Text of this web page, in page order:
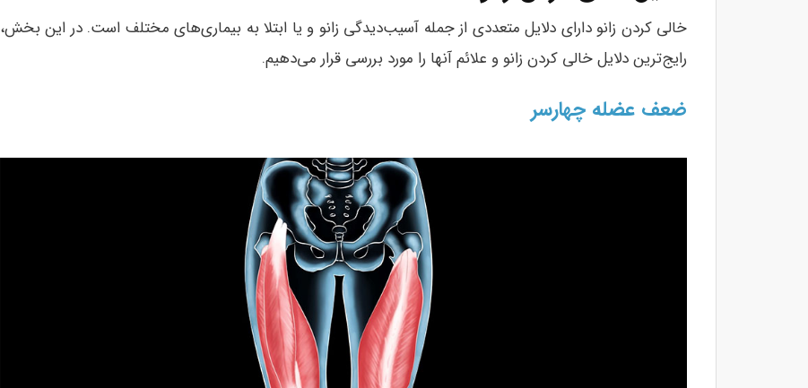
خالی کردن زانو دارای دلایل متعددی از جمله آسیب‌دیدگی زانو و یا ابتلا به بیماری‌های مختلف است. در این بخش،
رایج‌ترین دلایل خالی کردن زانو و علائم آنها را مورد بررسی قرار می‌دهیم.
ضعف عضله چهارسر